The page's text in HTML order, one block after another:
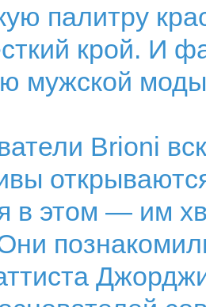
палитру
крой. И
мужской
Brioni
в этом — им